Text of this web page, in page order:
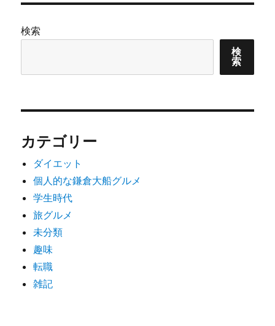
検索
検
索
カテゴリー
ダイエット
個人的な鎌倉大船グルメ
学生時代
旅グルメ
未分類
趣味
転職
雑記